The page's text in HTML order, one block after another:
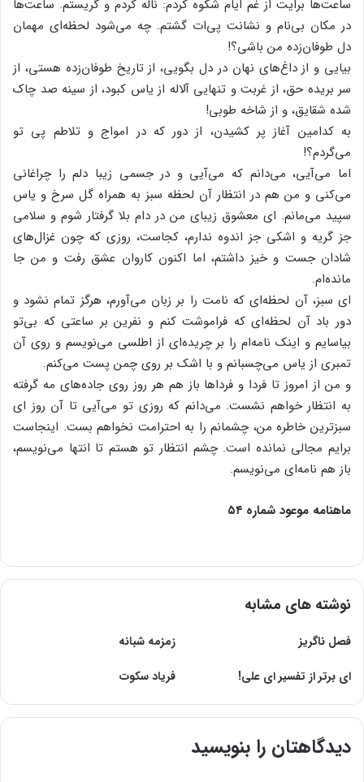
ساعت‌ها برایت‌ از غم‌ ایام‌ شکوه‌ کردم‌: ناله‌ کردم‌ و گریستم‌. ساعت‌ها
در مکان‌ بی‌نام‌ و نشانت‌ پی‌ات‌ گشتم‌. چه‌ می‌شود لحظه‌ای‌ مهمان‌
دل‌ طوفان‌زده‌ من‌ باشی‌؟!
بیایی‌ و از داغ‌های‌ نهان‌ در دل‌ بگویی‌، از تاریخ‌ طوفان‌زده‌ هستی‌، از
سر بریده‌ حق‌، از غربت‌ و تنهایی‌ آلاله‌ از یاس‌ کبود، از سینه‌ صد چاک‌
شده‌ شقایق‌، و از شاخه‌ طوبی‌!
به کدامین آغاز پر کشیدن، از دور که در امواج و تلاطم پی تو
می‌گردم؟!
اما می‌آیی‌، می‌دانم‌ که‌ می‌آیی‌ و در جسمی‌ زیبا دلم‌ را چراغانی‌
می‌کنی‌ و من‌ هم‌ در انتظار آن‌ لحظه‌ سبز به‌ همراه‌ گل‌ سرخ‌ و یاس‌
سپید می‌مانم‌. ای معشوق زیبای من در دام بلا گرفتار شوم و سلامی
جز گریه و اشکی جز اندوه ندارم، کجاست، روزی که چون غزال‌های
شادان جست و خیز داشتم، اما اکنون کاروان عشق رفت و من جا
مانده‌ام.
ای سبز، آن لحظه‌ای که نامت را بر زبان می‌آورم، هرگز تمام نشود و
دور باد آن لحظه‌ای که فراموشت کنم و نفرین بر ساعتی که بی‌تو
بیاسایم و اینک نامه‌ام را بر چریده‌ای از اطلسی می‌نویسم و روی آن
تمبری از یاس می‌چسبانم و با اشک بر روی چمن پست می‌کنم.
و من‌ از امروز تا فردا و فرداها باز هم‌ هر روز روی‌ جاده‌های‌ مه‌ گرفته‌
به‌ انتظار خواهم‌ نشست‌. می‌دانم‌ که‌ روزی‌ تو می‌آیی‌ تا آن‌ روز ای‌
سبزترین‌ خاطره‌ من‌، چشمانم‌ را به‌ احترامت‌ نخواهم‌ بست‌. اینجاست
برایم مجالی نمانده است. چشم انتظار تو هستم تا انتها می‌نویسم،
باز هم نامه‌ای می‌نویسم.
ماهنامه موعود شماره ۵۴
نوشته های مشابه
فصل ناگریز
زمزمه شبانه
ای برتر از تفسیر اى على!
فریاد سکوت
دیدگاهتان را بنویسید